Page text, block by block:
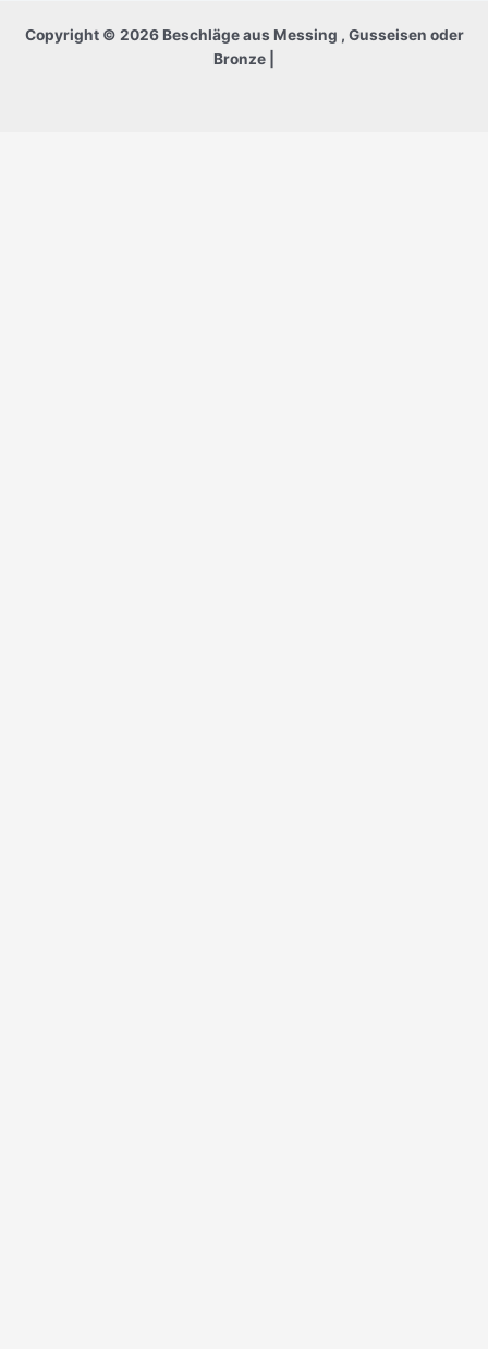
Copyright © 2026 Beschläge aus Messing , Gusseisen oder
Bronze |